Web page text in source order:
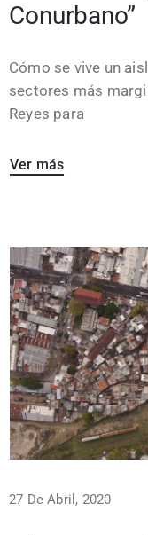
Conurbano”
Cómo se vive un
sectores más
Reyes para
Ver más
27 De Abril, 2020